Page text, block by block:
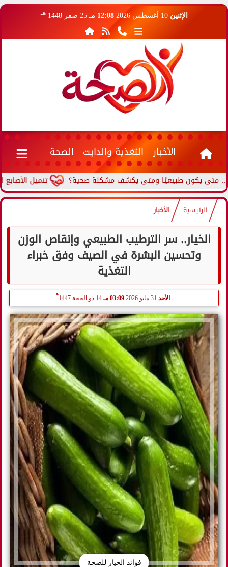
الإثنين 10 أغسطس 2026 12:08 مـ 25 صفر 1448 هـ
الأخبار التغذية والدايت الصحة
تنميل الأصابع طبيعيًا ومتى يكشف مشكلة صحية؟
الرئيسية الأخبار
الخيار.. سر الترطيب الطبيعي وإنقاص الوزن
وتحسين البشرة في الصيف وفق خبراء
التغذية
الأحد 03:09 مـ 14 ذو الحجة 1447
هـ
فوائد الخيار للصحة